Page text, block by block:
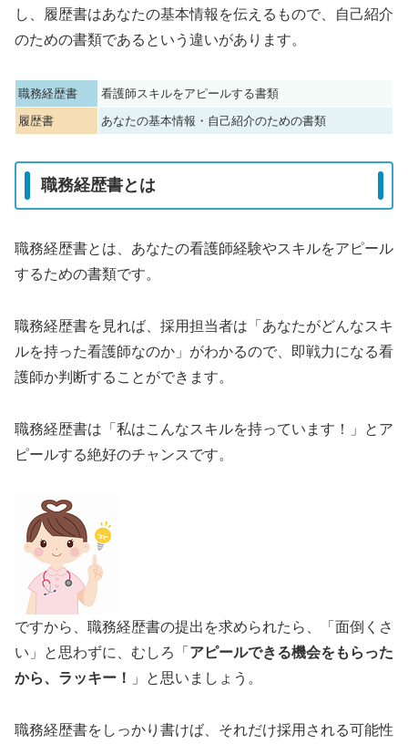
し、履歴書はあなたの基本情報を伝えるもので、自己紹介
のための書類であるという違いがあります。
職務経歴書
看護師スキルをアピールする書類
履歴書
あなたの基本情報・自己紹介のための書類
職務経歴書とは
職務経歴書とは、あなたの看護師経験やスキルをアピール
するための書類です。
職務経歴書を見れば、採用担当者は「あなたがどんなスキ
ルを持った看護師なのか」がわかるので、即戦力になる看
護師か判断することができます。
職務経歴書は「私はこんなスキルを持っています！」とア
ピールする絶好のチャンスです。
ですから、職務経歴書の提出を求められたら、「面倒くさ
い」と思わずに、むしろ「 アピールできる機会をもらった
から、ラッキー！
」と思いましょう。
職務経歴書をしっかり書けば、それだけ採用される可能性